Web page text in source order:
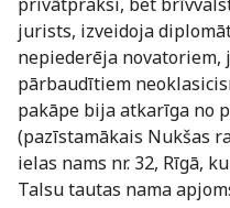
jurists, izveidoja
nepiederēja
pārbaudītiem
pakāpe bija atkarīga no
(pazīstamākais Nukšas
ielas nams nr. 32, Rīgā,
Talsu tautas nama